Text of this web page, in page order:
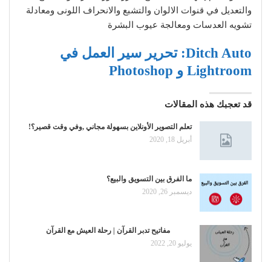
والتعديل في قنوات الالوان والتشبع والانحراف اللونى ومعادلة
تشويه العدسات ومعالجة عيوب البشرة
Ditch Auto: تحرير سير العمل في
Lightroom و Photoshop
قد تعجبك هذه المقالات
تعلم التصوير الأونلاين بسهولة مجاني ,وفي وقت قصير؟!
أبريل 18, 2020
ما الفرق بين التسويق والبيع؟
ديسمبر 26, 2020
مفاتيح تدبر القرآن | رحلة العيش مع القرآن
يوليو 20, 2022